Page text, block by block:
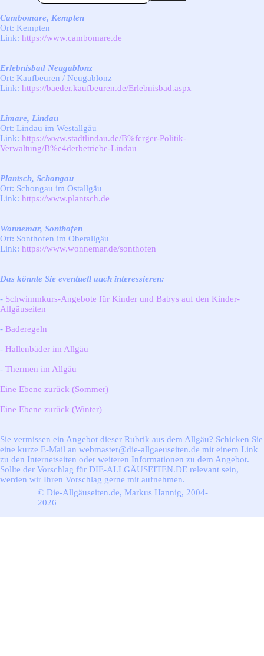
Cambomare, Kempten
Ort: Kempten
Link: https://www.cambomare.de
Erlebnisbad Neugablonz
Ort: Kaufbeuren / Neugablonz
Link: https://baeder.kaufbeuren.de/Erlebnisbad.aspx
Limare, Lindau
Ort: Lindau im Westallgäu
Link: https://www.stadtlindau.de/B%fcrger-Politik-
Verwaltung/B%e4derbetriebe-Lindau
Plantsch, Schongau
Ort: Schongau im Ostallgäu
Link: https://www.plantsch.de
Wonnemar, Sonthofen
Ort: Sonthofen im Oberallgäu
Link: https://www.wonnemar.de/sonthofen
Das könnte Sie eventuell auch interessieren:
- Schwimmkurs-Angebote für Kinder und Babys auf den Kinder-
Allgäuseiten
- Baderegeln
- Hallenbäder im Allgäu
- Thermen im Allgäu
Eine Ebene zurück (Sommer)
Eine Ebene zurück (Winter)
Sie vermissen ein Angebot dieser Rubrik aus dem Allgäu? Schicken Sie
eine kurze E-Mail an webmaster@die-allgaeuseiten.de mit einem Link
zu den Internetseiten oder weiteren Informationen zu dem Angebot.
Sollte der Vorschlag für DIE-ALLGÄUSEITEN.DE relevant sein,
werden wir Ihren Vorschlag gerne mit aufnehmen.
© Die-Allgäuseiten.de, Markus Hannig, 2004-
2026